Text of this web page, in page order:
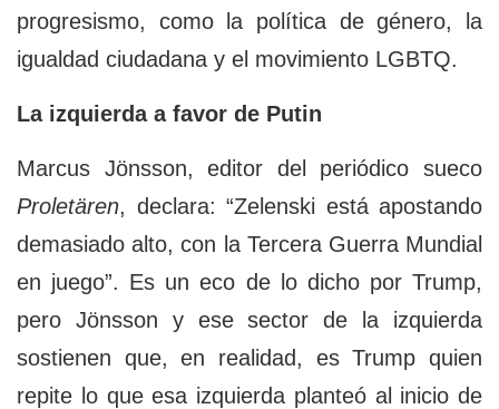
progresismo, como la política de género, la
igualdad ciudadana y el movimiento LGBTQ.
La izquierda a favor de Putin
Marcus Jönsson, editor del periódico sueco
Proletären, declara: “Zelenski está apostando
demasiado alto, con la Tercera Guerra Mundial
en juego”. Es un eco de lo dicho por Trump,
pero Jönsson y ese sector de la izquierda
sostienen que, en realidad, es Trump quien
repite lo que esa izquierda planteó al inicio de